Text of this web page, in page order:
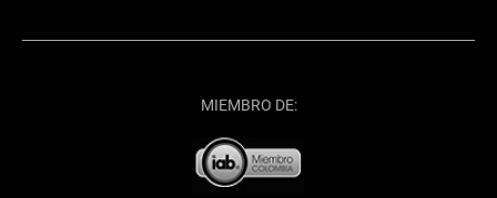
MIEMBRO DE: